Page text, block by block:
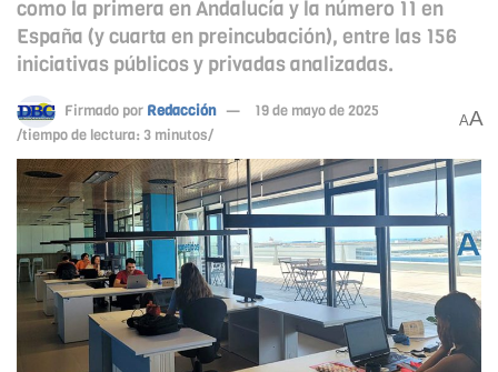
como la primera en Andalucía y la número 11 en
España (y cuarta en preincubación), entre las 156
iniciativas públicos y privadas analizadas.
Firmado por Redacción
19 de mayo de 2025
/tiempo de lectura: 3 minutos/
AA